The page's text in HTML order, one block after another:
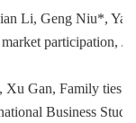
Li, Geng Niu*,
participation,
Gan, Family ties
Business